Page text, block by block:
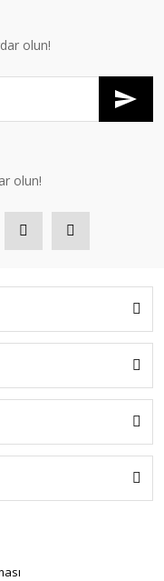
olun!
olun!